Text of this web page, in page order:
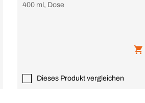
400 ml, Dose
Dieses Produkt vergleichen